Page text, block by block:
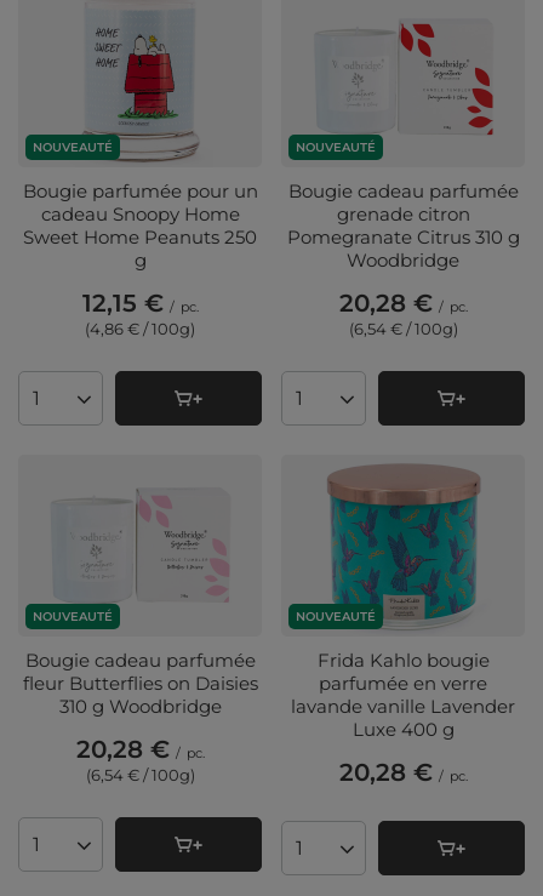
NOUVEAUTÉ
Bougie parfumée pour un
cadeau Snoopy Home
Sweet Home Peanuts 250
g
12,15 € / pc.
(4,86 € / 100g)
Quantité de produits
NOUVEAUTÉ
Bougie cadeau parfumée
grenade citron
Pomegranate Citrus 310 g
Woodbridge
20,28 € / pc.
(6,54 € / 100g)
Quantité de produits
NOUVEAUTÉ
Bougie cadeau parfumée
fleur Butterflies on Daisies
310 g Woodbridge
20,28 € / pc.
(6,54 € / 100g)
Quantité de produits
NOUVEAUTÉ
Frida Kahlo bougie
parfumée en verre
lavande vanille Lavender
Luxe 400 g
20,28 € / pc.
Quantité de produits